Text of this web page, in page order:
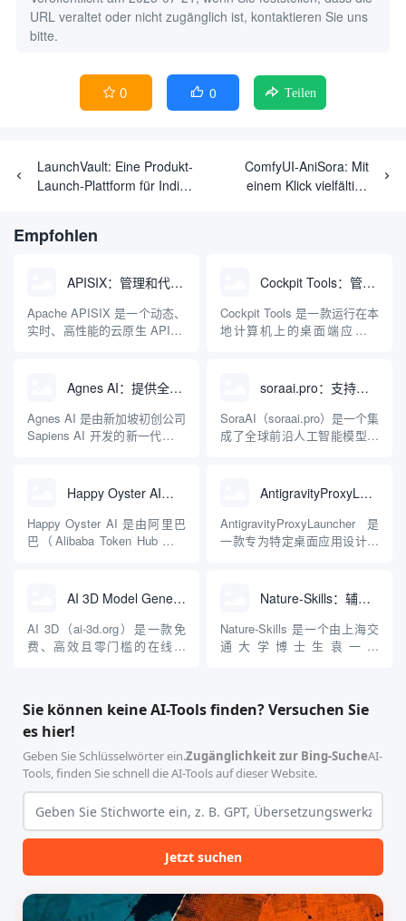
URL veraltet oder nicht zugänglich ist, kontaktieren Sie uns
bitte.
 0  0 Teilen
LaunchVault: Eine Produkt-
Launch-Plattform für Indie-
ComfyUI-AniSora: Mit
einem Klick vielfältige
Empfohlen
APISIX：管理和代理API及大模型流量的高性能网关
Apache APISIX 是一个动态、
实时、高性能的云原生 API 网
LuaJIT 构建，并在 2019 年作
为顶级开源项目捐赠给
Apache 软件基金会。APISIX
彻底摒...
Cockpit Tools：管理多个AI编程IDE账号与配置多开独立实例的本地桌面应用
Cockpit Tools 是一款运行在本
地计算机上的桌面端应用程
程助手的账号与运行环境而设
计。它目前支持包括
Antigravity IDE、Codex、
GitHub Copilo...
Agnes AI：提供全模态模型免费API、支持图文视频生成与复杂工程执行的智能体平台
Agnes AI 是由新加坡初创公司
Sapiens AI 开发的新一代多模
限制，提供集文本、图像、视
频生成于一体的“全模态”大模
型能力。平台的核心产品矩阵
包括主打自动化工作流的
soraai.pro：支持多模型文字转视频和图像生成的在线创作工具
SoraAI（soraai.pro）是一个集
成了全球前沿人工智能模型的
者、营销人员及广大用户提供
一站式、开箱即用的视觉内容
生成解决方案。网站的核心优
势在于其强大的多模型聚合能
Happy Oyster AI：生成可交互式3D虚拟世界与视频的大模型
Happy Oyster AI 是由阿里巴
巴（Alibaba Token Hub业务
世界模型”（Open-Ended
World Model）。不同于传统
AI视频工具“单次输入提示词...
AntigravityProxyLauncher：免TUN全局代理使用Antigravity IDE
AntigravityProxyLauncher 是
一款专为特定桌面应用设计的
Windows 平台。当用户使用桌
面版 Gemini 客户端或
Antigravity IDE ...
AI 3D Model Generator：通过文本和图像快速生成3D模型的在线工具
AI 3D（ai-3d.org）是一款免
费、高效且零门槛的在线AI
模型架构，致力于帮助用户无
需掌握复杂的3D拓扑知识或昂
贵的专业软件，即可在...
Nature-Skills：辅助撰写学术论文和绘制科研图表的智能体插件
Nature-Skills 是一个由上海交
通大学博士生袁一哲
Nature、Science、Cell 等）
该工具集以智能体插...
Sie können keine AI-Tools finden? Versuchen Sie
es hier!
Geben Sie Schlüsselwörter ein.Zugänglichkeit zur Bing-SucheAI-
Tools, finden Sie schnell die AI-Tools auf dieser Website.
Jetzt suchen